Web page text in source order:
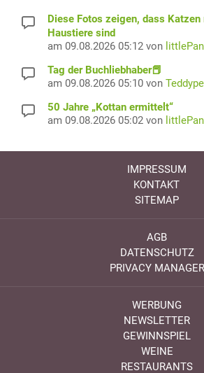
Diese Fotos zeigen, dass
Haustiere sind
am 09.08.2026 05:12 von
Tag der Buchliebhaber📕
am 09.08.2026 05:10 von
50 Jahre „Kottan ermittelt“
am 09.08.2026 05:02 von
IMPRESSUM
KONTAKT
SITEMAP
AGB
DATENSCHUTZ
PRIVACY MANAGER
WERBUNG
NEWSLETTER
GEWINNSPIEL
WEINE
RESTAURANTS